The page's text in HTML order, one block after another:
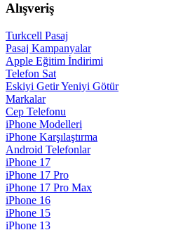
Alışveriş
Turkcell Pasaj
Pasaj Kampanyalar
Apple Eğitim İndirimi
Telefon Sat
Eskiyi Getir Yeniyi Götür
Markalar
Cep Telefonu
iPhone Modelleri
iPhone Karşılaştırma
Android Telefonlar
iPhone 17
iPhone 17 Pro
iPhone 17 Pro Max
iPhone 16
iPhone 15
iPhone 13